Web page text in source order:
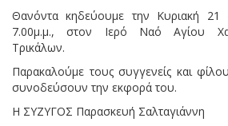
Θανόντα κηδεύουμε την Κυριακή
7.00μ.μ., στον Ιερό Ναό Αγίου
Τρικάλων.
Παρακαλούμε τους συγγενείς και
συνοδεύσουν την εκφορά του.
Η ΣΥΖΥΓΟΣ Παρασκευή Σαλταγιάννη